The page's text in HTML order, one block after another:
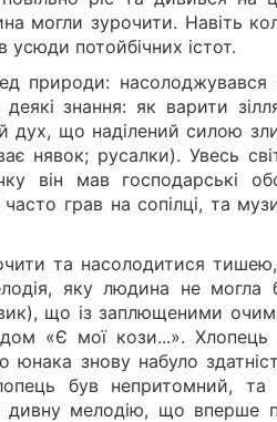
могли зурочити. Навіть
усюди потойбічних істот.
природи: насолоджувався
знання: як варити
що наділений силою
нявок; русалки). Увесь
він мав господарські
грав на сопілці, та
та насолодитися
яку людина не могла
що із заплющеними
«Є мої кози...». Хлопець
знову набуло
був непритомний, та
дивну мелодію, що вперше